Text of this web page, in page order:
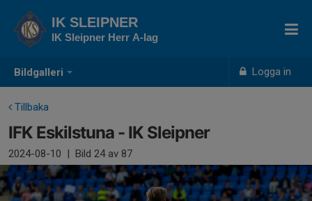
Bildgalleri Logga in
IK SLEIPNER
IK Sleipner Herr A-lag
Tillbaka
IFK Eskilstuna - IK Sleipner
2024-08-10 | Bild 24av 87